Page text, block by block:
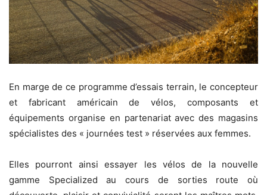
En marge de ce programme d’essais terrain, le concepteur
et fabricant américain de vélos, composants et
équipements organise en partenariat avec des magasins
spécialistes des « journées test » réservées aux femmes.
Elles pourront ainsi essayer les vélos de la nouvelle
gamme Specialized au cours de sorties route où